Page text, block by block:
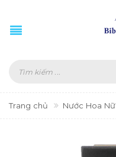
Trang chủ Nước Hoa Nữ